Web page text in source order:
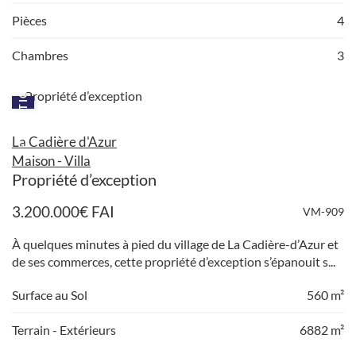
Pièces 4
Chambres 3
EXCEPTIONNEL
La Cadière d'Azur
Maison - Villa
Propriété d’exception
3.200.000€ FAI VM-909
À quelques minutes à pied du village de La Cadière-d’Azur et
de ses commerces, cette propriété d’exception s’épanouit s...
Surface au Sol 560 m²
Terrain - Extérieurs 6882 m²